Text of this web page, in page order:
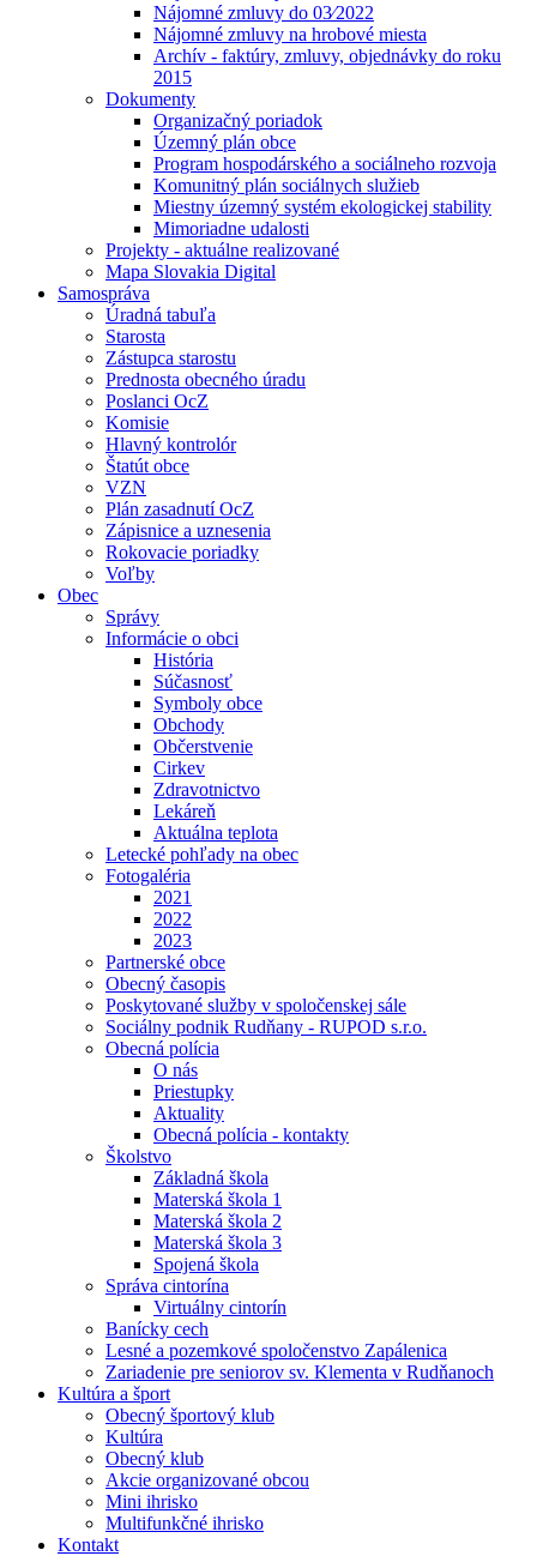
Nájomné zmluvy do 03⁄2022
Nájomné zmluvy na hrobové miesta
Archív - faktúry, zmluvy, objednávky do roku
2015
Dokumenty
Organizačný poriadok
Územný plán obce
Program hospodárského a sociálneho rozvoja
Komunitný plán sociálnych služieb
Miestny územný systém ekologickej stability
Mimoriadne udalosti
Projekty - aktuálne realizované
Mapa Slovakia Digital
Samospráva
Úradná tabuľa
Starosta
Zástupca starostu
Prednosta obecného úradu
Poslanci OcZ
Komisie
Hlavný kontrolór
Štatút obce
VZN
Plán zasadnutí OcZ
Zápisnice a uznesenia
Rokovacie poriadky
Voľby
Obec
Správy
Informácie o obci
História
Súčasnosť
Symboly obce
Obchody
Občerstvenie
Cirkev
Zdravotnictvo
Lekáreň
Aktuálna teplota
Letecké pohľady na obec
Fotogaléria
2021
2022
2023
Partnerské obce
Obecný časopis
Poskytované služby v spoločenskej sále
Sociálny podnik Rudňany - RUPOD s.r.o.
Obecná polícia
O nás
Priestupky
Aktuality
Obecná polícia - kontakty
Školstvo
Základná škola
Materská škola 1
Materská škola 2
Materská škola 3
Spojená škola
Správa cintorína
Virtuálny cintorín
Banícky cech
Lesné a pozemkové spoločenstvo Zapálenica
Zariadenie pre seniorov sv. Klementa v Rudňanoch
Kultúra a šport
Obecný športový klub
Kultúra
Obecný klub
Akcie organizované obcou
Mini ihrisko
Multifunkčné ihrisko
Kontakt